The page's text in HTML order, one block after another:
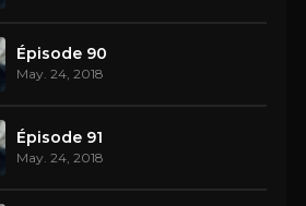
Épisode 90
May. 24, 2018
Épisode 91
May. 24, 2018